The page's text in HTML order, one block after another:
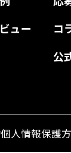
ュー
コ
公
個人情報保護